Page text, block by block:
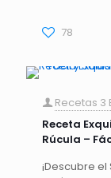
78
Recetas 3
Receta
Rúcula –
¡Descubre